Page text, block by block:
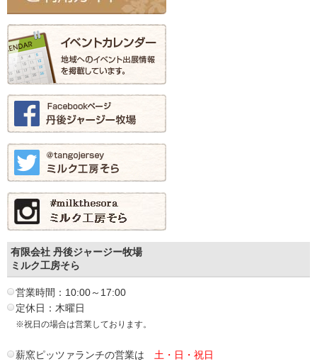
有限会社 丹後ジャージー牧場
ミルク工房そら
営業時間：10:00～17:00
定休日：木曜日
※祝日の場合は営業しております。
薪窯ピッツァランチの営業は 土・日・祝日